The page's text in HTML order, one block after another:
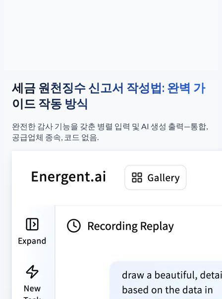
세금 원천징수 신고서 작성법: 완벽 가
이드 작동 방식
완전한 감사 기능을 갖춘 병렬 입력 및 AI 생성 출력—통합,
공급업체 종속, 코드 없음.